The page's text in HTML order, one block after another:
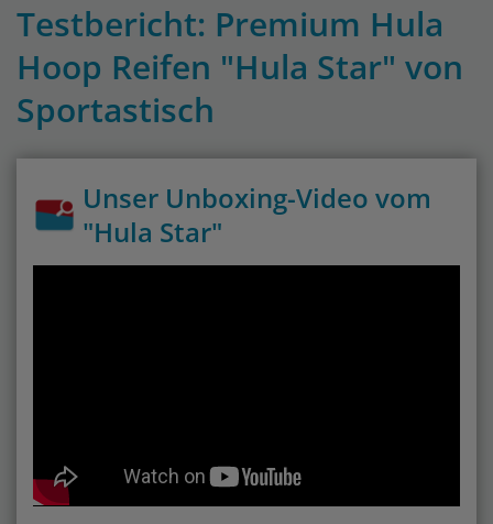
Testbericht: Premium Hula
Hoop Reifen "Hula Star" von
Sportastisch
Unser Unboxing-Video vom
"Hula Star"